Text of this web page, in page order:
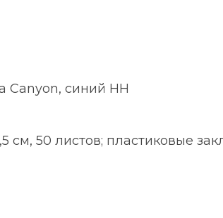
Canyon, синий НН
см, 50 листов; пластиковые